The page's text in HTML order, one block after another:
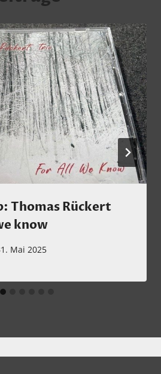
Thomas Rückert
know
Mai 2025